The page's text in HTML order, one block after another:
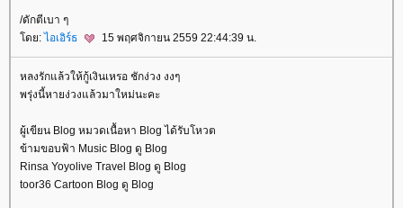
/ดักตีเบา ๆ
ดย:ไอเอิร์ธ 15 พฤศจิกายน 2559 22:44:39 น.
หลงรักแล้วให้กู้เงินเหรอ ชักง่วง งงๆ
พรุ่งนี้หายง่วงแล้วมาใหม่นะคะ
ผู้เขียน Blog หมวดเนื้อหา Blog ได้รับโหวต
ข้ามขอบฟ้า Music Blog ดู Blog
Rinsa Yoyolive Travel Blog ดู Blog
toor36 Cartoon Blog ดู Blog